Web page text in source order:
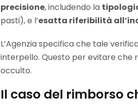
precisione, includendo la
pasti), e l’esatta riferibilità
L’Agenzia specifica che tale
interpello. Questo per evitare che
occulto.
Il caso del rimborso